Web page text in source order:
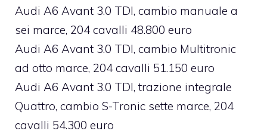
Audi A6 Avant 3.0 TDI, cambio manuale a
sei marce, 204 cavalli 48.800 euro
Audi A6 Avant 3.0 TDI, cambio Multitronic
ad otto marce, 204 cavalli 51.150 euro
Audi A6 Avant 3.0 TDI, trazione integrale
Quattro, cambio S-Tronic sette marce, 204
cavalli 54.300 euro